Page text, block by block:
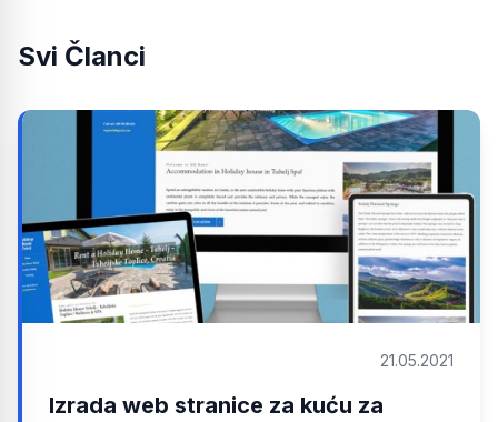
Svi Članci
21.05.2021
Izrada web stranice za kuću za